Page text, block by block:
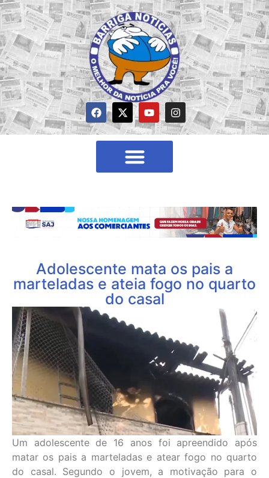
Adolescente mata os pais a
marteladas e ateia fogo no quarto
do casal
Um adolescente de 16 anos foi apreendido após
matar os pais a marteladas e atear fogo no quarto
do casal. Segundo o jovem, a motivação para o